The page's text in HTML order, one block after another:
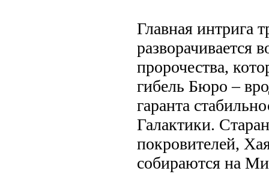
Главная интрига
разворачивается
пророчества,
гибель Бюро –
гаранта
Галактики.
покровителей,
собираются на